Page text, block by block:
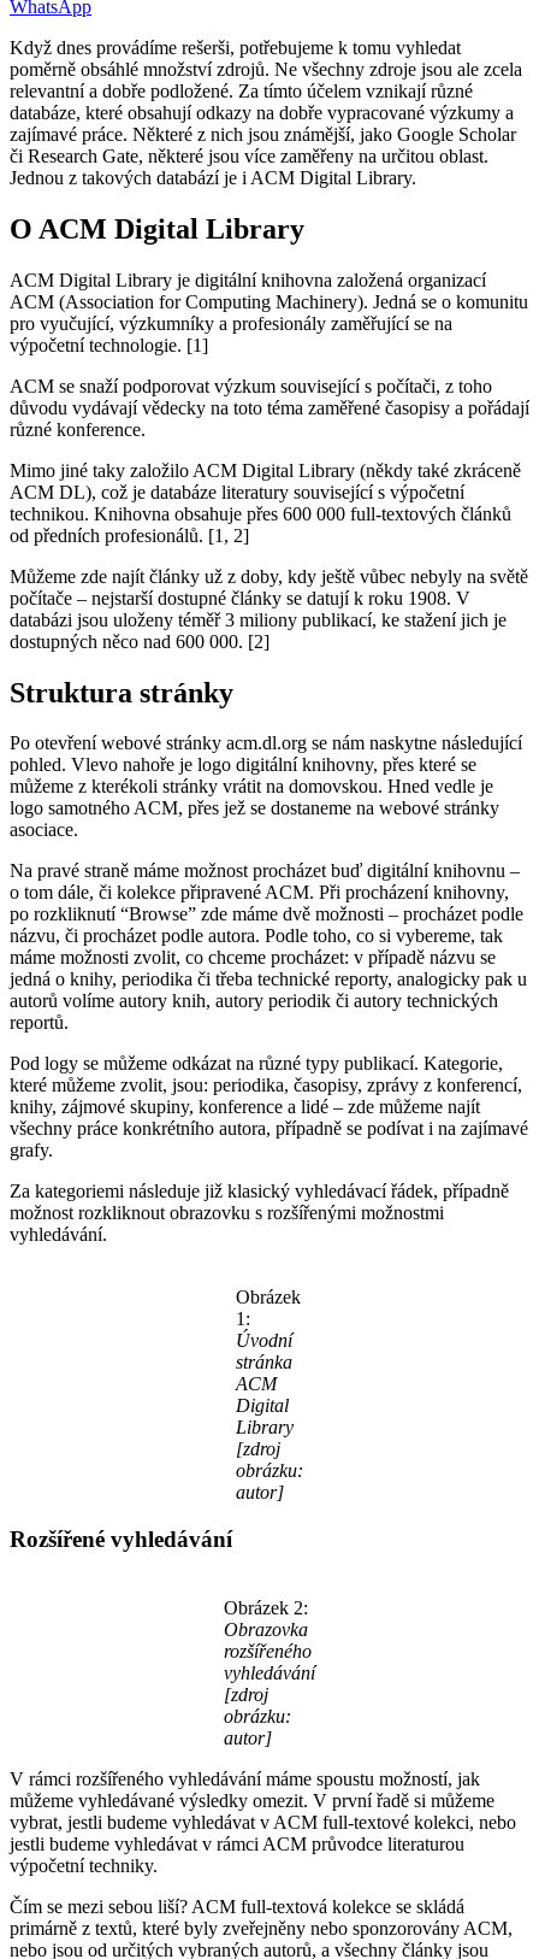
WhatsApp
Když dnes provádíme rešerši, potřebujeme k tomu vyhledat
poměrně obsáhlé množství zdrojů. Ne všechny zdroje jsou ale zcela
relevantní a dobře podložené. Za tímto účelem vznikají různé
databáze, které obsahují odkazy na dobře vypracované výzkumy a
zajímavé práce. Některé z nich jsou známější, jako Google Scholar
či Research Gate, některé jsou více zaměřeny na určitou oblast.
Jednou z takových databází je i ACM Digital Library.
O ACM Digital Library
ACM Digital Library je digitální knihovna založená organizací
ACM (Association for Computing Machinery). Jedná se o komunitu
pro vyučující, výzkumníky a profesionály zaměřující se na
výpočetní technologie. [1]
ACM se snaží podporovat výzkum související s počítači, z toho
důvodu vydávají vědecky na toto téma zaměřené časopisy a pořádají
různé konference.
Mimo jiné taky založilo ACM Digital Library (někdy také zkráceně
ACM DL), což je databáze literatury související s výpočetní
technikou. Knihovna obsahuje přes 600 000 full-textových článků
od předních profesionálů. [1, 2]
Můžeme zde najít články už z doby, kdy ještě vůbec nebyly na světě
počítače – nejstarší dostupné články se datují k roku 1908. V
databázi jsou uloženy téměř 3 miliony publikací, ke stažení jich je
dostupných něco nad 600 000. [2]
Struktura stránky
Po otevření webové stránky acm.dl.org se nám naskytne následující
pohled. Vlevo nahoře je logo digitální knihovny, přes které se
můžeme z kterékoli stránky vrátit na domovskou. Hned vedle je
logo samotného ACM, přes jež se dostaneme na webové stránky
asociace.
Na pravé straně máme možnost procházet buď digitální knihovnu –
o tom dále, či kolekce připravené ACM. Při procházení knihovny,
po rozkliknutí “Browse” zde máme dvě možnosti – procházet podle
názvu, či procházet podle autora. Podle toho, co si vybereme, tak
máme možnosti zvolit, co chceme procházet: v případě názvu se
jedná o knihy, periodika či třeba technické reporty, analogicky pak u
autorů volíme autory knih, autory periodik či autory technických
reportů.
Pod logy se můžeme odkázat na různé typy publikací. Kategorie,
které můžeme zvolit, jsou: periodika, časopisy, zprávy z konferencí,
knihy, zájmové skupiny, konference a lidé – zde můžeme najít
všechny práce konkrétního autora, případně se podívat i na zajímavé
grafy.
Za kategoriemi následuje již klasický vyhledávací řádek, případně
možnost rozkliknout obrazovku s rozšířenými možnostmi
vyhledávání.
Obrázek
1:
Úvodní
stránka
ACM
Digital
Library
[zdroj
obrázku:
autor]
Rozšířené vyhledávání
Obrázek 2:
Obrazovka
rozšířeného
vyhledávání
[zdroj
obrázku:
autor]
V rámci rozšířeného vyhledávání máme spoustu možností, jak
můžeme vyhledávané výsledky omezit. V první řadě si můžeme
vybrat, jestli budeme vyhledávat v ACM full-textové kolekci, nebo
jestli budeme vyhledávat v rámci ACM průvodce literaturou
výpočetní techniky.
Čím se mezi sebou liší? ACM full-textová kolekce se skládá
primárně z textů, které byly zveřejněny nebo sponzorovány ACM,
nebo jsou od určitých vybraných autorů, a všechny články jsou